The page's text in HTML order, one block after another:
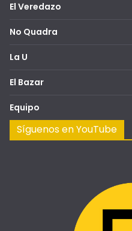
El Veredazo
No Quadra
La U
El Bazar
Equipo
Síguenos en YouTube